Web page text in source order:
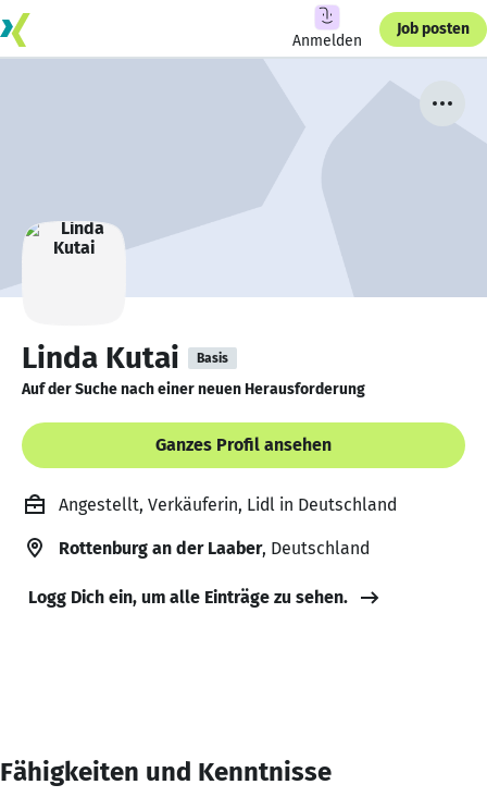
Anmelden
Job posten
Linda Kutai Basis
Auf der Suche nach einer neuen Herausforderung
Ganzes Profil ansehen
Angestellt, Verkäuferin, Lidl in Deutschland
Rottenburg an der Laaber, Deutschland
Logg Dich ein, um alle Einträge zu sehen.
Fähigkeiten und Kenntnisse